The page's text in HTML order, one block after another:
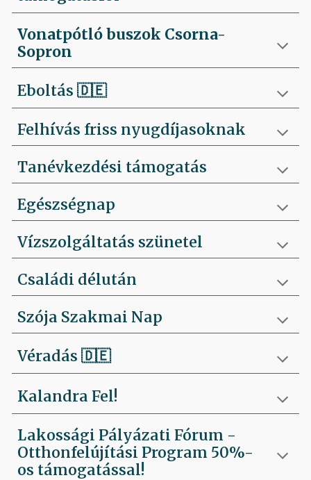
Vonatpótló buszok Csorna-
Sopron
Eboltás🇩🇪
Felhívás friss nyugdíjasoknak
Tanévkezdési támogatás
Egészségnap
Vízszolgáltatás szünetel
Családi délután
Szója Szakmai Nap
Véradás🇩🇪
Kalandra Fel!
Lakossági Pályázati Fórum -
Otthonfelújítási Program 50%-
os támogatással!